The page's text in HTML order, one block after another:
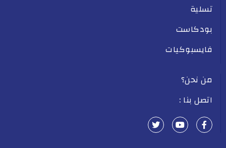
تسلية
بودكاست
فايسبوكيات
من نحن؟
اتصل بنا :